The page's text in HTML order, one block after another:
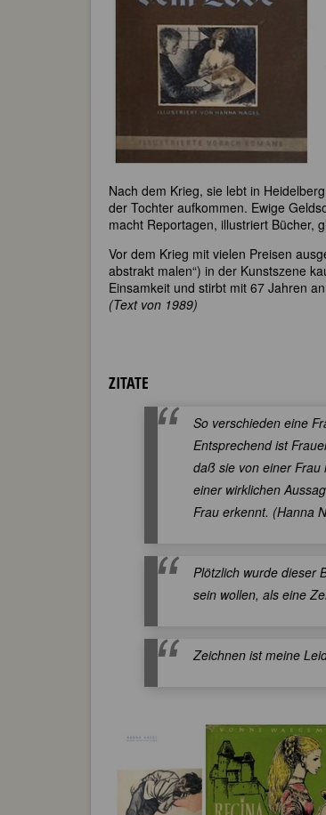
Nach dem Krieg, sie lebt in
der Tochter aufkommen. Ewige
macht Reportagen, illustriert Bücher,
Vor dem Krieg mit vielen Preisen
abstrakt malen“) in der Kunstszene
Einsamkeit und stirbt mit 67 Jahren
(Text von 1989)
ZITATE
So verschieden eine
Entsprechend ist
daß sie von einer Frau
einer wirklichen
Frau erkennt. (Hanna
Plötzlich wurde dieser
sein wollen, als eine
Zeichnen ist meine